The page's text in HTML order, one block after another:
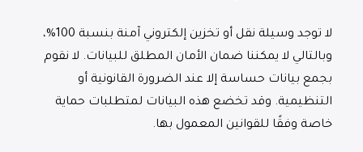
لا توجد وسيلة نقل أو تخزين إلكتروني آمنة بنسبة 100%،
وبالتالي لا يمكننا ضمان الأمان المطلق للبيانات. لا نقوم
بجمع بيانات حساسة إلا عند الضرورة القانونية أو
التنظيمية. وقد تخضع هذه البيانات لمتطلبات حماية
خاصة وفقًا للقوانين المعمول بها.